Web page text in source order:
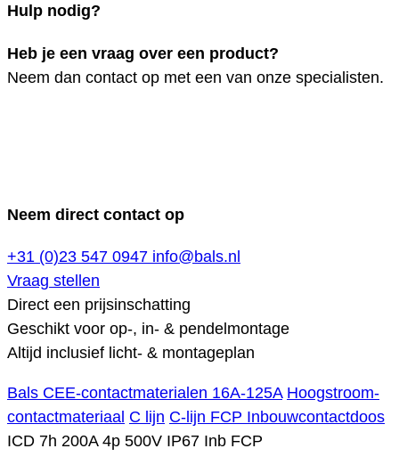
Hulp nodig?
Heb je een vraag over een product?
Neem dan contact op met een van onze specialisten.
Neem direct contact op
+31 (0)23 547 0947 info@bals.nl
Vraag stellen
Direct een prijsinschatting
Geschikt voor op-, in- & pendelmontage
Altijd inclusief licht- & montageplan
Bals CEE-contactmaterialen 16A-125A Hoogstroom-
contactmateriaal C lijn C-lijn FCP Inbouwcontactdoos
ICD 7h 200A 4p 500V IP67 Inb FCP